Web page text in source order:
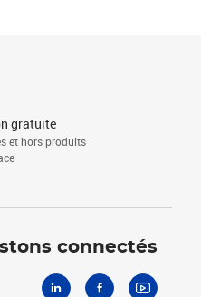
gratuite
et hors produits
connectés